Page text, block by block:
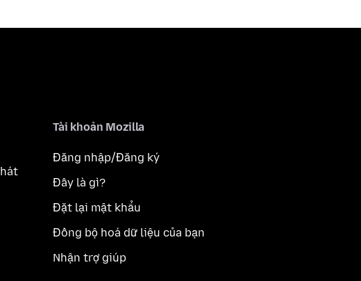
Tài khoản Mozilla
Đăng nhập/Đăng ký
Đây là gì?
Đặt lại mật khẩu
Đồng bộ hoá dữ liệu của bạn
Nhận trợ giúp